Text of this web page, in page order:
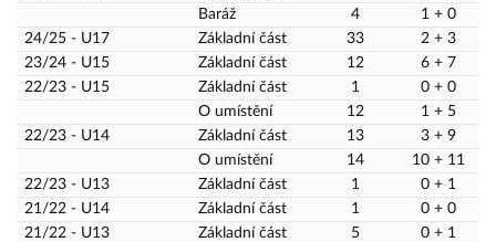
Baráž
4
1 + 0
24/25 - U17
Základní část 33
2 + 3
23/24 - U15
Základní část 12
6 + 7
22/23 - U15
Základní část 1
0 + 0
O umístění
12
1 + 5
22/23 - U14
Základní část 13
3 + 9
O umístění
14
10 + 11
22/23 - U13
Základní část 1
0 + 1
21/22 - U14
Základní část 1
0 + 0
21/22 - U13
Základní část 5
0 + 1